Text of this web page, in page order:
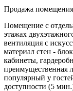
Продажа
Помещение с
этажах
вентиляция с
материал стен -
кабинеты,
преимущественная
популярный у
доступности (5